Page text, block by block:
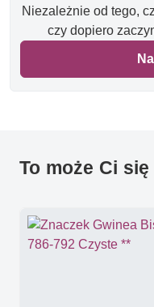
Niezależnie od tego,
czy dopiero
To może Ci